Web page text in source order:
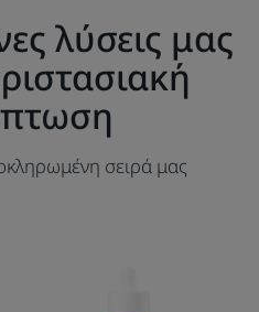
λύσεις μας
σειρά μας